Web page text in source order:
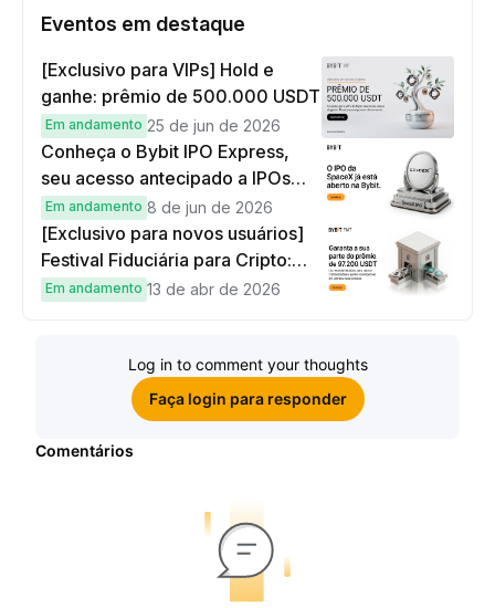
Eventos em destaque
[Exclusivo para VIPs] Hold e
ganhe: prêmio de 500.000 USDT
Em andamento 25 de jun de 2026
Conheça o Bybit IPO Express,
seu acesso antecipado a IPOs
globais
Em andamento 8 de jun de 2026
[Exclusivo para novos usuários]
Festival Fiduciária para Cripto:
complete tarefas simples e
Em andamento 13 de abr de 2026
Log in to comment your thoughts
Faça login para responder
Comentários